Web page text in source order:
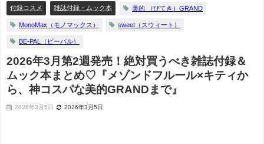
付録コスメ 雑誌付録・ムック本 美的 （びてき）GRAND
MonoMax（モノマックス） sweet（スウィート）
BE-PAL（ビーパル）
2026年3月第2週発売！絶対買うべき雑誌付録＆
ムック本まとめ♡『メゾンドフルール×キティか
ら、神コスパな美的GRANDまで』
2026年3月5日 2026年3月5日